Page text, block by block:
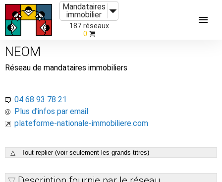
Mandataires
immobilier
187 réseaux
0
NEOM
Réseau de mandataires immobiliers
04 68 93 78 21
Plus d'infos par email
plateforme-nationale-immobiliere.com
△ Tout replier (voir seulement les grands titres)